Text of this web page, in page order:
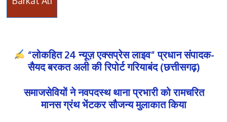
“लोकहित 24 न्यूज़ एक्सप्रेस लाइव” प्रधान संपादक-
सैयद बरकत अली की रिपोर्ट गरियाबंद (छत्तीसगढ़)
समाजसेवियों ने नवपदस्थ थाना प्रभारी को रामचरित
मानस ग्रंथ भेंटकर सौजन्य मुलाकात किया